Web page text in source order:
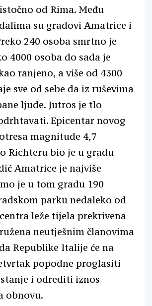
od Rima. Među
su gradovi Amatrice i
240 osoba smrtno je
4000 osoba do sada je
ranjeno, a više od 4300
sve od sebe da iz ruševima
ljude. Jutros je tlo
Epicentar novog
magnitude 4,7
Richteru bio je u gradu
Amatrice je najviše
je u tom gradu 190
parku nedaleko od
leže tijela prekrivena
neutješnim članovima
Republike Italije će na
popodne proglasiti
i odrediti iznos
obnovu.